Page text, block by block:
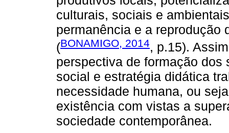
culturais, sociais e
permanência e a reprodução
(BONAMIGO, 2014, p.15).
perspectiva de formação
social e estratégia didática
necessidade humana, ou
existência com vistas a
sociedade contemporânea.